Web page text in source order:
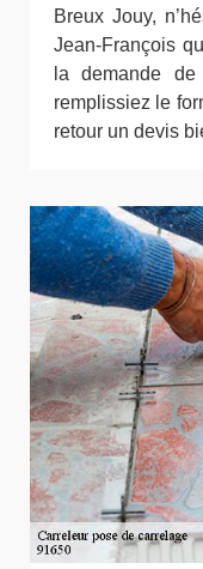
Breux Jouy,
Jean-François
la demande
remplissiez le
retour un devis